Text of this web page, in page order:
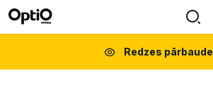
Redzes pārbaude